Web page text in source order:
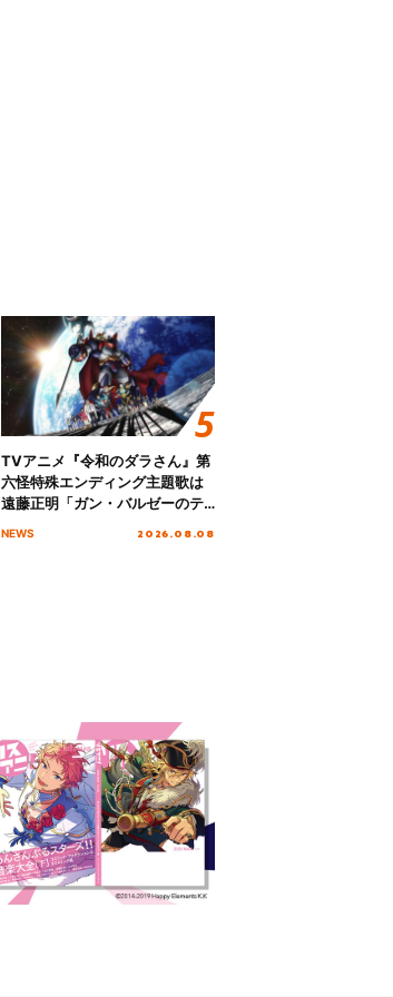
TVアニメ『令和のダラさん』第
六怪特殊エンディング主題歌は
遠藤正明「ガン・バルゼーのテ
NEWS 2026.08.08